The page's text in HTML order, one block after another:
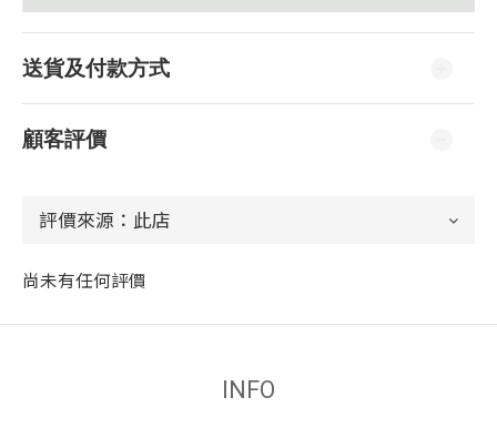
送貨及付款方式
顧客評價
尚未有任何評價
INFO